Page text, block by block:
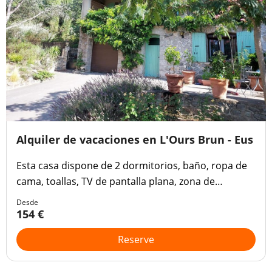
Alquiler de vacaciones en L'Ours Brun - Eus
Esta casa dispone de 2 dormitorios, baño, ropa de
cama, toallas, TV de pantalla plana, zona de
comedor, cocina totalmente equipada y terraza con
vistas a la montaña.
Desde
154 €
Reserve